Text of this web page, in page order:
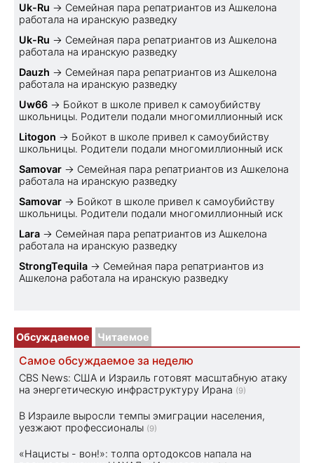
Uk-Ru → Семейная пара репатриантов из Ашкелона
работала на иранскую разведку
Uk-Ru → Семейная пара репатриантов из Ашкелона
работала на иранскую разведку
Dauzh → Семейная пара репатриантов из Ашкелона
работала на иранскую разведку
Uw66 → Бойкот в школе привел к самоубийству
школьницы. Родители подали многомиллионный иск
Litogon → Бойкот в школе привел к самоубийству
школьницы. Родители подали многомиллионный иск
Samovar → Семейная пара репатриантов из Ашкелона
работала на иранскую разведку
Samovar → Бойкот в школе привел к самоубийству
школьницы. Родители подали многомиллионный иск
Lara → Семейная пара репатриантов из Ашкелона
работала на иранскую разведку
StrongTequila → Семейная пара репатриантов из
Ашкелона работала на иранскую разведку
Обсуждаемое Читаемое
Самое обсуждаемое за неделю
CBS News: США и Израиль готовят масштабную атаку
на энергетическую инфраструктуру Ирана (9)
В Израиле выросли темпы эмиграции населения,
уезжают профессионалы (9)
«Нацисты - вон!»: толпа ортодоксов напала на